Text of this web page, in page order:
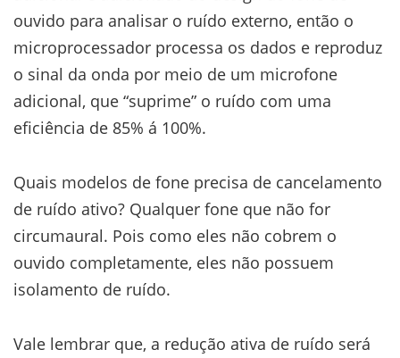
ouvido para analisar o ruído externo, então o
microprocessador processa os dados e reproduz
o sinal da onda por meio de um microfone
adicional, que “suprime” o ruído com uma
eficiência de 85% á 100%.
Quais modelos de fone precisa de cancelamento
de ruído ativo? Qualquer fone que não for
circumaural. Pois como eles não cobrem o
ouvido completamente, eles não possuem
isolamento de ruído.
Vale lembrar que, a redução ativa de ruído será